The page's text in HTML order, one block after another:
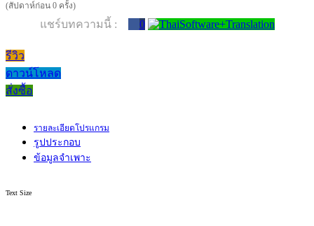
(สัปดาห์ก่อน 0 ครั้ง)
แชร์บทความนี้ : 0
รีวิว
ดาวน์โหลด
สั่งซื้อ
รายละเอียดโปรแกรม
รูปประกอบ
ข้อมูลจำเพาะ
Text Size